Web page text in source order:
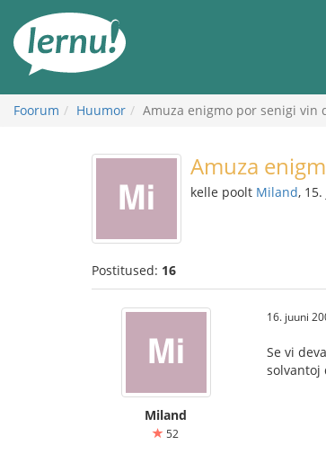
juurde
Foorum Huumor Amuza enigmo por senigi vin
Amuza
kelle poolt Miland,
Postitused: 16
Miland
52
16. juuni
Se vi
solvantoj